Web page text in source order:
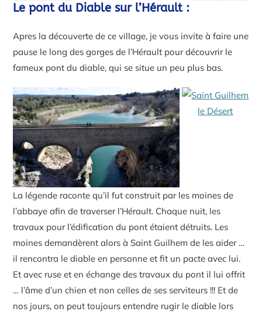
Le pont du Diable sur l’Hérault :
Apres la découverte de ce village, je vous invite à faire une
pause le long des gorges de l’Hérault pour découvrir le
fameux pont du diable, qui se situe un peu plus bas.
La légende raconte qu’il fut construit par les moines de
l’abbaye afin de traverser l’Hérault. Chaque nuit, les
travaux pour l’édification du pont étaient détruits. Les
moines demandèrent alors à Saint Guilhem de les aider …
il rencontra le diable en personne et fit un pacte avec lui.
Et avec ruse et en échange des travaux du pont il lui offrit
… l’âme d’un chien et non celles de ses serviteurs !!! Et de
nos jours, on peut toujours entendre rugir le diable lors